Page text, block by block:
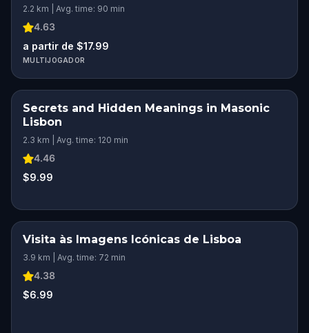
2.2 km | Avg. time: 90 min
4.63
a partir de $17.99
MULTIJOGADOR
Secrets and Hidden Meanings in Masonic
Lisbon
2.3 km | Avg. time: 120 min
4.46
$9.99
ROMANTIC ADVENTURE
Visita às Imagens Icónicas de Lisboa
3.9 km | Avg. time: 72 min
4.38
$6.99